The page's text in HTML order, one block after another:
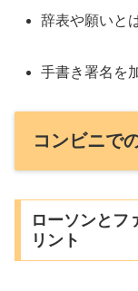
辞表や願いと
手書き署名を
コンビニで
ローソンとフ
リント